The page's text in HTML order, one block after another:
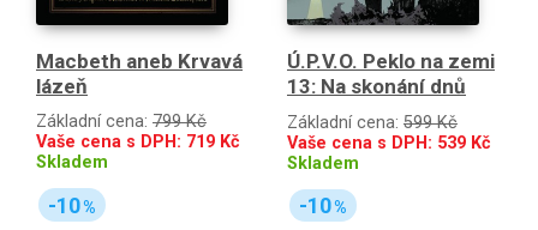
Macbeth aneb Krvavá
lázeň
Základní cena: 799 Kč
Vaše cena s DPH: 719 Kč
Skladem
-10%
Ú.P.V.O. Peklo na zemi
13: Na skonání dnů
Základní cena: 599 Kč
Vaše cena s DPH: 539 Kč
Skladem
-10%